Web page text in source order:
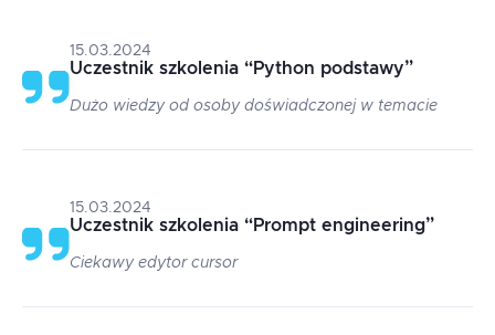
15.03.2024
Uczestnik szkolenia “Python podstawy”
Dużo wiedzy od osoby doświadczonej w temacie
15.03.2024
Uczestnik szkolenia “Prompt engineering”
Ciekawy edytor cursor